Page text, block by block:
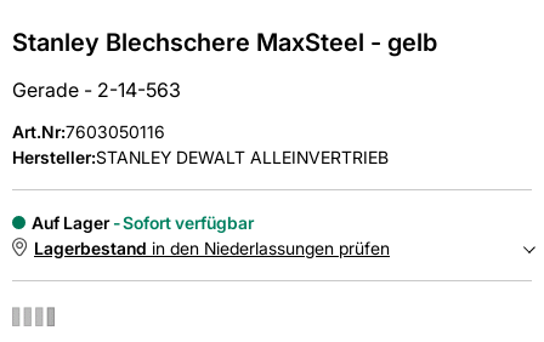
Stanley Blechschere MaxSteel - gelb
Gerade - 2-14-563
Art.Nr:7603050116
Hersteller:STANLEY DEWALT ALLEINVERTRIEB
Auf Lager
Sofort verfügbar
Lagerbestand in den Niederlassungen prüfen